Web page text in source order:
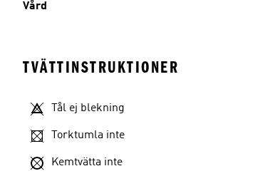
Vård
TVÄTTINSTRUKTIONER
Tål ej blekning
Torktumla inte
Kemtvätta inte